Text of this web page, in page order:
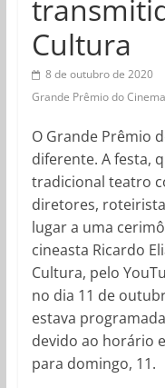
Cultura
8 de outubro de 2020
Grande Prêmio do
O Grande Prêmio
diferente. A festa,
tradicional teatro
diretores,
lugar a uma
cineasta Ricardo
Cultura, pelo
no dia 11 de
estava
devido ao horário
para domingo, 11.